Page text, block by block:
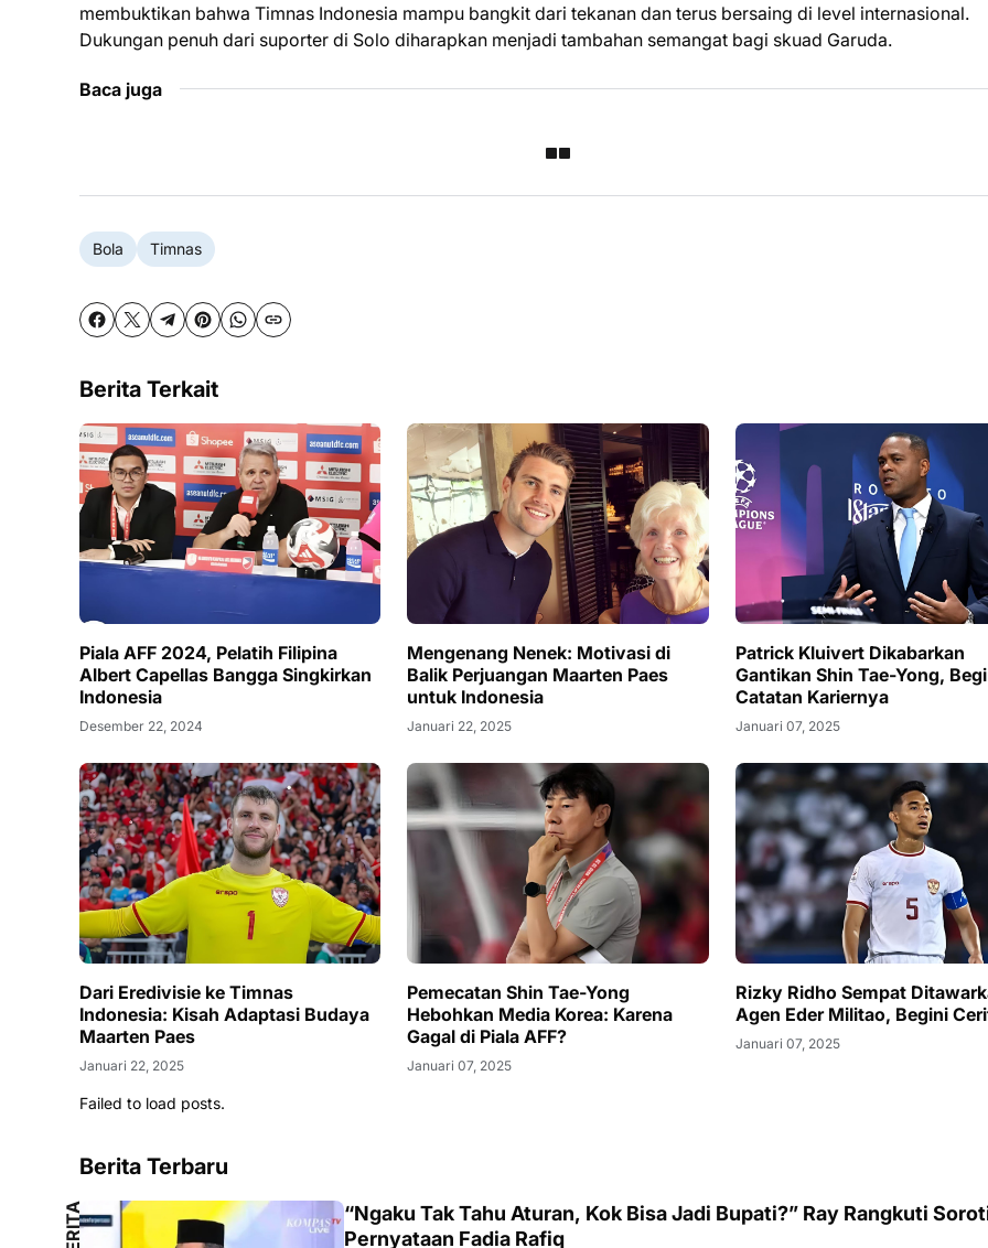
membuktikan bahwa Timnas Indonesia mampu bangkit dari tekanan dan terus bersaing di level internasional.
Dukungan penuh dari suporter di Solo diharapkan menjadi tambahan semangat bagi skuad Garuda.
Baca juga
Bola Timnas
Berita Terkait
Piala AFF 2024, Pelatih Filipina
Albert Capellas Bangga Singkirkan
Indonesia
Desember 22, 2024
Mengenang Nenek: Motivasi di
Balik Perjuangan Maarten Paes
untuk Indonesia
Januari 22, 2025
Patrick Kluivert Dikabarkan
Gantikan Shin Tae-Yong,
Catatan Kariernya
Januari 07, 2025
Dari Eredivisie ke Timnas
Indonesia: Kisah Adaptasi Budaya
Maarten Paes
Januari 22, 2025
Pemecatan Shin Tae-Yong
Hebohkan Media Korea: Karena
Gagal di Piala AFF?
Januari 07, 2025
Rizky Ridho Sempat
Agen Eder Militao, Begini
Januari 07, 2025
Failed to load posts.
Berita Terbaru
B
E
R
I
T
A
L
O
K
AL
“Ngaku Tak Tahu Aturan, Kok Bisa Jadi Bupati?” Ray Rangkuti
Pernyataan Fadia Rafiq